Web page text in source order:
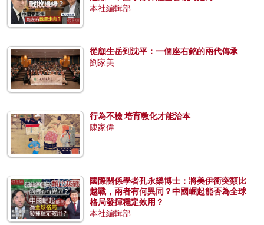
本社編輯部
從顧生岳到沈平：一個座右銘的兩代傳承
劉家美
行為不檢 培育教化才能治本
陳家偉
國際關係學者孔永樂博士：將美伊衝突類比
越戰，兩者有何異同？中國崛起能否為全球
格局發揮穩定效用？
本社編輯部